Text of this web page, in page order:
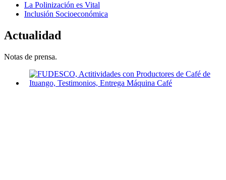
La Polinización es Vital
Inclusión Socioeconómica
Actualidad
Notas de prensa.